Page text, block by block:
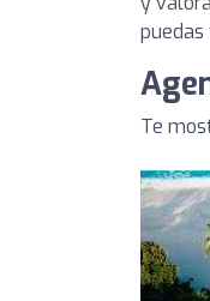
puedas
Te